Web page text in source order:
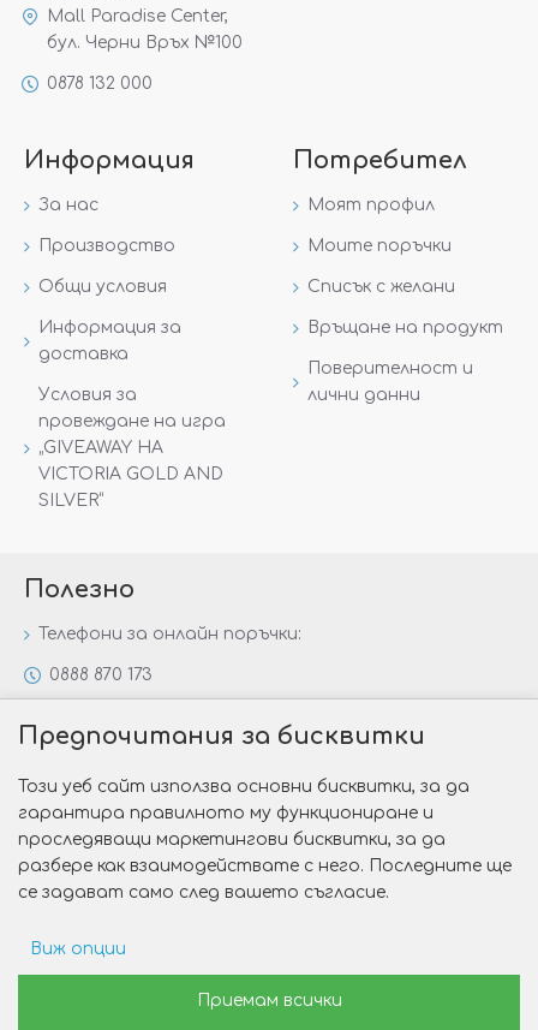
Mall Paradise Center,
бул. Черни Връх №100
0878 132 000
Информация
За нас
Производство
Общи условия
Информация за
доставка
Условия за
провеждане на игра
„GIVEAWAY НА
VICTORIA GOLD AND
SILVER“
Потребител
Моят профил
Моите поръчки
Списък с желани
Връщане на продукт
Поверителност и
лични данни
Полезно
Телефони за онлайн поръчки:
0888 870 173
Специални предложения
Защо да изберете Victoria Gold&Silver?
Как да изберем годежен пръстен?
Изработка на сайт от Web R Solution®
Предпочитания за бисквитки
Този уеб сайт използва основни бисквитки, за да
гарантира правилното му функциониране и
проследяващи маркетингови бисквитки, за да
разбере как взаимодействате с него. Последните ще
се задават само след вашето съгласие.
Виж опции
Рекламни предпочитанияПриемам всички